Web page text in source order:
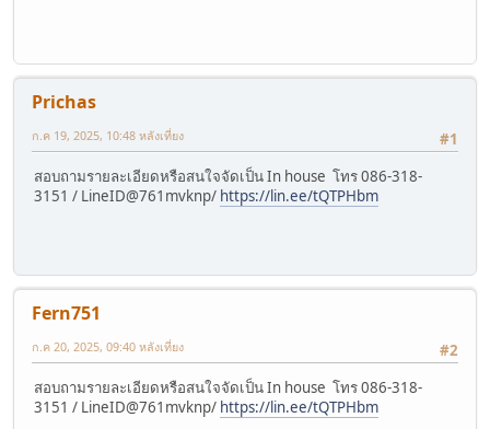
Prichas
#1
ก.ค 19, 2025, 10:48 หลังเที่ยง
สอบถามรายละเอียดหรือสนใจจัดเป็น In house โทร 086-318-
3151 / LineID@761mvknp/ https://lin.ee/tQTPHbm
Fern751
#2
ก.ค 20, 2025, 09:40 หลังเที่ยง
สอบถามรายละเอียดหรือสนใจจัดเป็น In house โทร 086-318-
3151 / LineID@761mvknp/ https://lin.ee/tQTPHbm